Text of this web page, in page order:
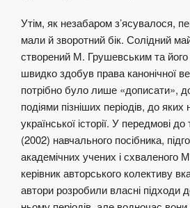
Утім, як незабаром з’ясувалося,
мали й зворотний бік. Солідний
створений М. Грушевським та його
швидко здобув права канонічної
потрібно було лише «дописати»,
подіями пізніших періодів, до
української історії. У передмові
(2002) навчального посібника,
академічних учених і схваленого
керівник авторського колективу
автори розробили власні підходи